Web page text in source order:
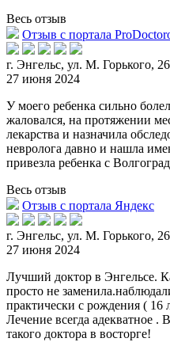
Весь отзыв
Отзыв с портала
г. Энгельс, ул. М. Горького,
27 июня 2024
У моего ребенка сильно
жаловался, на протяжении
лекарства и назначила
невролога давно и нашла
привезла ребенка с
Весь отзыв
Отзыв с портала Яндекс
г. Энгельс, ул. М. Горького,
27 июня 2024
Лучший доктор в Энгельсе.
просто не
практически с рождения (
Лечение всегда адекватное .
такого доктора в восторге!